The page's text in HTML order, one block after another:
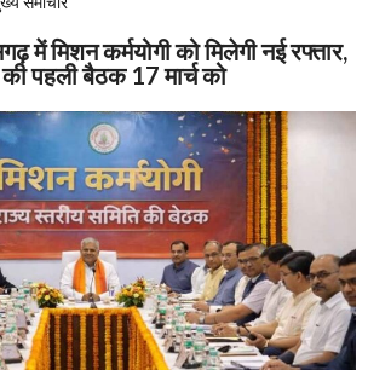
में मिशन कर्मयोगी को मिलेगी नई रफ्तार,
की पहली बैठक 17 मार्च को